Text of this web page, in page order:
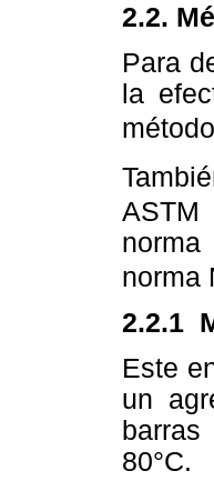
2.2.
Para
la
ASTM
norma
2.2.1
Este
un
80°C.